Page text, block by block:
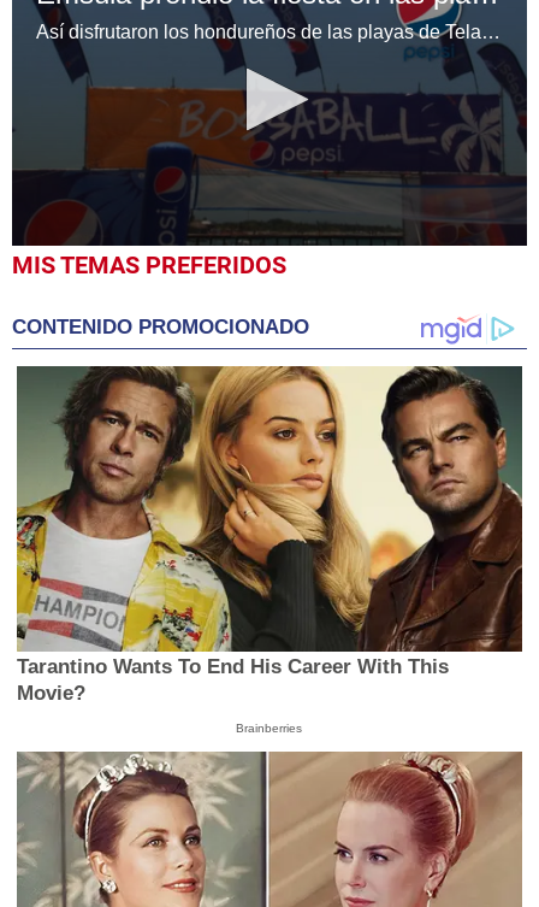
Así disfrutaron los hondureños de las playas de Tela con Emsula
0
seconds
minutes,
19
seconds
MIS TEMAS PREFERIDOS
CONTENIDO PROMOCIONADO
Tarantino Wants To End His Career With This
Movie?
Brainberries